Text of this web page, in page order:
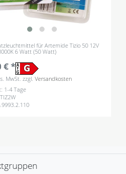
für Artemide Tizio 50 12V
6 Watt (50 Watt)
€ *
MwSt. zzgl.Versandkosten
1-4 Tage